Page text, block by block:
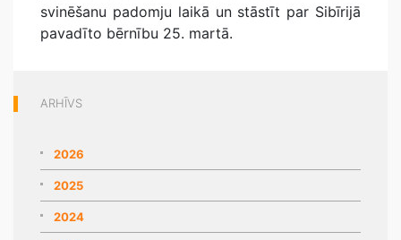
svinēšanu padomju laikā un stāstīt par Sibīrijā
pavadīto bērnību 25. martā.
ARHĪVS
2026
2025
2024